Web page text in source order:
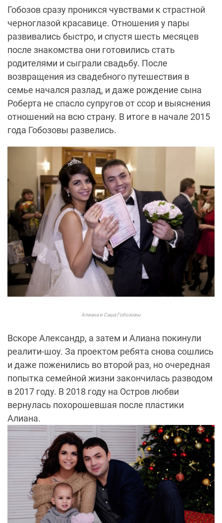
Гобозов сразу проникся чувствами к страстной
черноглазой красавице. Отношения у пары
развивались быстро, и спустя шесть месяцев
после знакомства они готовились стать
родителями и сыграли свадьбу. После
возвращения из свадебного путешествия в
семье начался разлад, и даже рождение сына
Роберта не спасло супругов от ссор и выяснения
отношений на всю страну. В итоге в начале 2015
года Гобозовы развелись.
Алиана и Саша Гобозовы
Вскоре Александр, а затем и Алиана покинули
реалити-шоу. За проектом ребята снова сошлись
и даже поженились во второй раз, но очередная
попытка семейной жизни закончилась разводом
в 2017 году. В 2018 году на Остров любви
вернулась похорошевшая после пластики
Алиана.